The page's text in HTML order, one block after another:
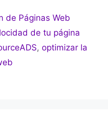
de Páginas Web
de tu página
, optimizar la